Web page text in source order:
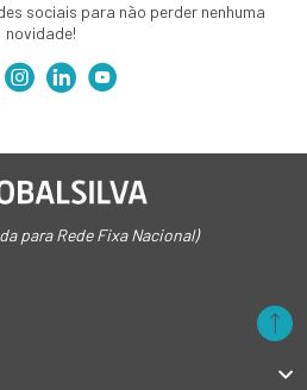
sociais para não perder nenhuma
novidade!
para Rede Fixa Nacional)